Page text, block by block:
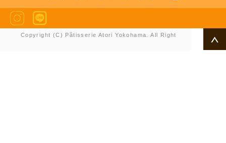
Copyright (C) Pâtisserie Atori Yokohama. All Right